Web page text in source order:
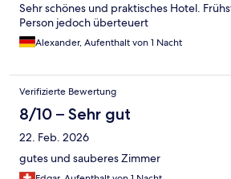
Sehr schönes und praktisches Hotel.
Person jedoch überteuert
Alexander, Aufenthalt von 1 Nacht
Verifizierte Bewertung
8/10 – Sehr gut
22. Feb. 2026
gutes und sauberes Zimmer